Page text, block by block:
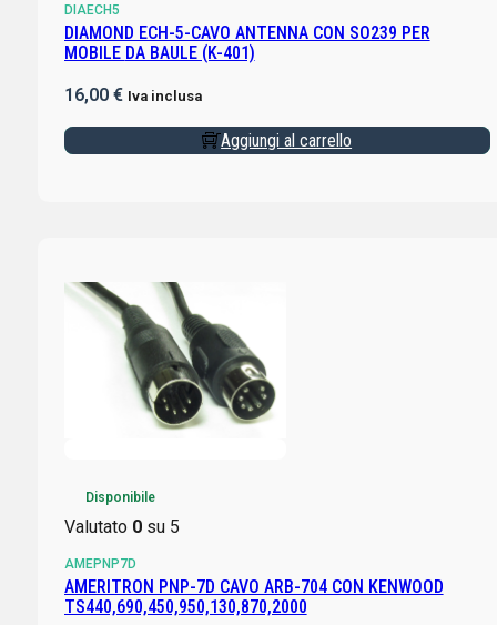
DIAECH5
DIAMOND ECH-5-CAVO ANTENNA CON SO239 PER
MOBILE DA BAULE (K-401)
16,00 € Iva inclusa
Aggiungi al carrello
Disponibile
Valutato 0su 5
AMEPNP7D
AMERITRON PNP-7D CAVO ARB-704 CON KENWOOD
TS440,690,450,950,130,870,2000